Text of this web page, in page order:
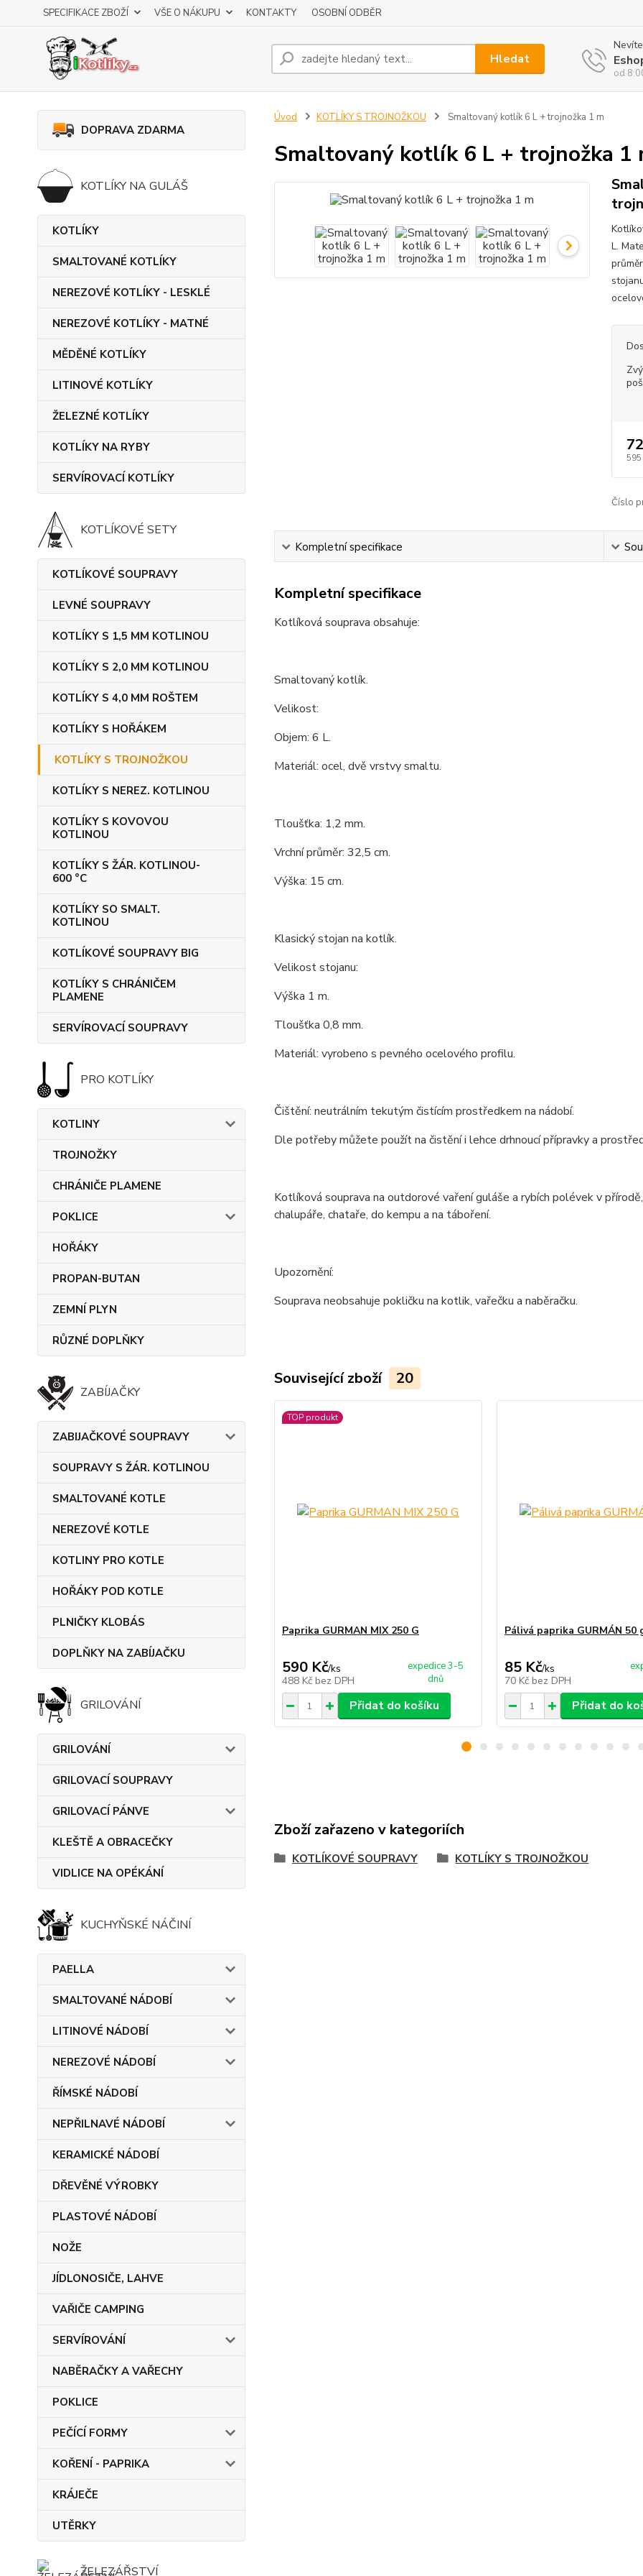
SPECIFIKACE ZBOŽÍ VŠE O NÁKUPU KONTAKTY OSOBNÍ ODBĚR
Hledat
od
DOPRAVA ZDARMA
KOTLÍKY NA GULÁŠ
KOTLÍKY
SMALTOVANÉ KOTLÍKY
NEREZOVÉ KOTLÍKY - LESKLÉ
NEREZOVÉ KOTLÍKY - MATNÉ
MĚDĚNÉ KOTLÍKY
LITINOVÉ KOTLÍKY
ŽELEZNÉ KOTLÍKY
KOTLÍKY NA RYBY
SERVÍROVACÍ KOTLÍKY
KOTLÍKOVÉ SETY
KOTLÍKOVÉ SOUPRAVY
LEVNÉ SOUPRAVY
KOTLÍKY S 1,5 MM KOTLINOU
KOTLÍKY S 2,0 MM KOTLINOU
KOTLÍKY S 4,0 MM ROŠTEM
KOTLÍKY S HOŘÁKEM
KOTLÍKY S TROJNOŽKOU
KOTLÍKY S NEREZ. KOTLINOU
KOTLÍKY S KOVOVOU
KOTLINOU
KOTLÍKY S ŽÁR. KOTLINOU-
600 °C
KOTLÍKY SO SMALT.
KOTLINOU
KOTLÍKOVÉ SOUPRAVY BIG
KOTLÍKY S CHRÁNIČEM
PLAMENE
SERVÍROVACÍ SOUPRAVY
PRO KOTLÍKY
KOTLINY
TROJNOŽKY
CHRÁNIČE PLAMENE
POKLICE
HOŘÁKY
PROPAN-BUTAN
ZEMNÍ PLYN
RŮZNÉ DOPLŇKY
ZABÍJAČKY
ZABIJAČKOVÉ SOUPRAVY
SOUPRAVY S ŽÁR. KOTLINOU
SMALTOVANÉ KOTLE
NEREZOVÉ KOTLE
KOTLINY PRO KOTLE
HOŘÁKY POD KOTLE
PLNIČKY KLOBÁS
DOPLŇKY NA ZABÍJAČKU
GRILOVÁNÍ
GRILOVÁNÍ
GRILOVACÍ SOUPRAVY
GRILOVACÍ PÁNVE
KLEŠTĚ A OBRACEČKY
VIDLICE NA OPÉKÁNÍ
KUCHYŇSKÉ NÁČINÍ
PAELLA
SMALTOVANÉ NÁDOBÍ
LITINOVÉ NÁDOBÍ
NEREZOVÉ NÁDOBÍ
ŘÍMSKÉ NÁDOBÍ
NEPŘILNAVÉ NÁDOBÍ
KERAMICKÉ NÁDOBÍ
DŘEVĚNÉ VÝROBKY
PLASTOVÉ NÁDOBÍ
NOŽE
JÍDLONOSIČE, LAHVE
VAŘIČE CAMPING
SERVÍROVÁNÍ
NABĚRAČKY A VAŘECHY
POKLICE
PEČÍCÍ FORMY
KOŘENÍ - PAPRIKA
KRÁJEČE
UTĚRKY
ŽELEZÁŘSTVÍ
Úvod KOTLÍKY S TROJNOŽKOU Smaltovaný kotlík 6 L + trojnožka 1 m
Smaltovaný kotlík 6 L + trojnožka 1
L.
595
Číslo
Kompletní specifikace
Kompletní specifikace
Kotlíková souprava obsahuje:
Smaltovaný kotlík.
Velikost:
Objem: 6 L.
Materiál: ocel, dvě vrstvy smaltu.
Tloušťka: 1,2 mm.
Vrchní průměr: 32,5 cm.
Výška: 15 cm.
Klasický stojan na kotlík.
Velikost stojanu:
Výška 1 m.
Tloušťka 0,8 mm.
Materiál: vyrobeno s pevného ocelového profilu.
Čištění: neutrálním tekutým čistícím prostředkem na nádobí.
Dle potřeby můžete použít na čistění i lehce drhnoucí přípravky a
Kotlíková souprava na outdorové vaření guláše a rybích polévek v
chalupáře, chataře, do kempu a na táboření.
Upozornění:
Souprava neobsahuje pokličku na kotlik, vařečku a naběračku.
Související zboží 20
TOP produkt
Paprika GURMAN MIX 250 G
590 Kč/ks
488 Kč bez DPH
expedice 3-5
dnů
Přidat do košíku
Pálivá paprika GURMÁN 50
85 Kč/ks
70 Kč bez DPH
Přidat do
Zboží zařazeno v kategoriích
KOTLÍKOVÉ SOUPRAVY KOTLÍKY S TROJNOŽKOU